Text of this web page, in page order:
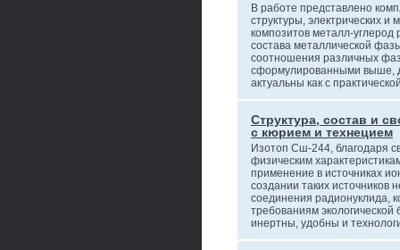
В работе представлено
структуры, электрических и
композитов металл-углерод
состава металлической
соотношения различных
сформулированными выше,
актуальны как с
Структура, состав и
с кюрием и технецием
Изотоп Сш-244, благодаря
физическим
применение в источниках
создании таких источников
соединения радионуклида,
требованиям
инертны, удобны и